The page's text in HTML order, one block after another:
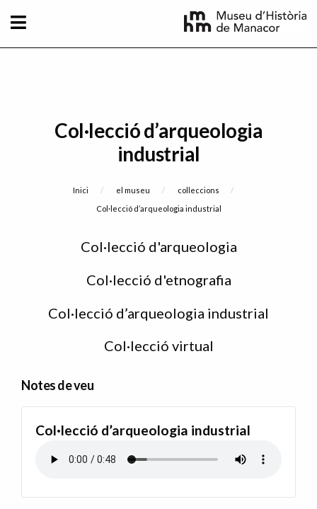
Col·lecció d’arqueologia
industrial
Fil d'Ariadna
Inici el museu
colleccions
Current:
Col·lecció d’arqueologia industrial
Col·lecció d'arqueologia
Col·lecció d'etnografia
Col·lecció d’arqueologia industrial
Col·lecció virtual
Notes de veu
Col·lecció d’arqueologia industrial